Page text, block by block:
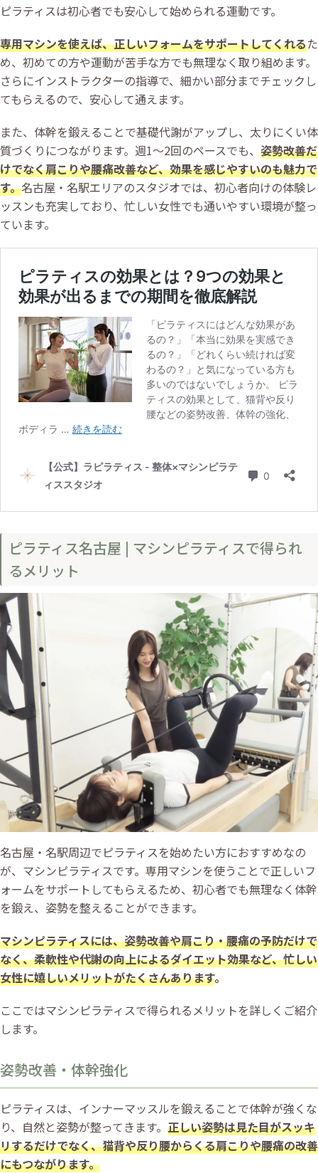
ピラティスは初心者でも安心して始められる運動です。
専用マシンを使えば、正しいフォームをサポートしてくれるた
め、初めての方や運動が苦手な方でも無理なく取り組めます。
さらにインストラクターの指導で、細かい部分までチェックし
てもらえるので、安心して通えます。
また、体幹を鍛えることで基礎代謝がアップし、太りにくい体
質づくりにつながります。週1〜2回のペースでも、 姿勢改善だ
けでなく肩こりや腰痛改善など、効果を感じやすいのも魅力で
す。名古屋・名駅エリアのスタジオでは、初心者向けの体験レ
ッスンも充実しており、忙しい女性でも通いやすい環境が整っ
ています。
ピラティス名古屋 | マシンピラティスで得られ
るメリット
名古屋・名駅周辺でピラティスを始めたい方におすすめなの
が、マシンピラティスです。専用マシンを使うことで正しいフ
ォームをサポートしてもらえるため、初心者でも無理なく体幹
を鍛え、姿勢を整えることができます。
マシンピラティスには、姿勢改善や肩こり・腰痛の予防だけで
なく、柔軟性や代謝の向上によるダイエット効果など、忙しい
女性に嬉しいメリットがたくさんあります。
ここではマシンピラティスで得られるメリットを詳しくご紹介
します。
姿勢改善・体幹強化
ピラティスは、インナーマッスルを鍛えることで体幹が強くな
り、自然と姿勢が整ってきます。 正しい姿勢は見た目がスッキ
リするだけでなく、猫背や反り腰からくる肩こりや腰痛の改善
にもつながります。